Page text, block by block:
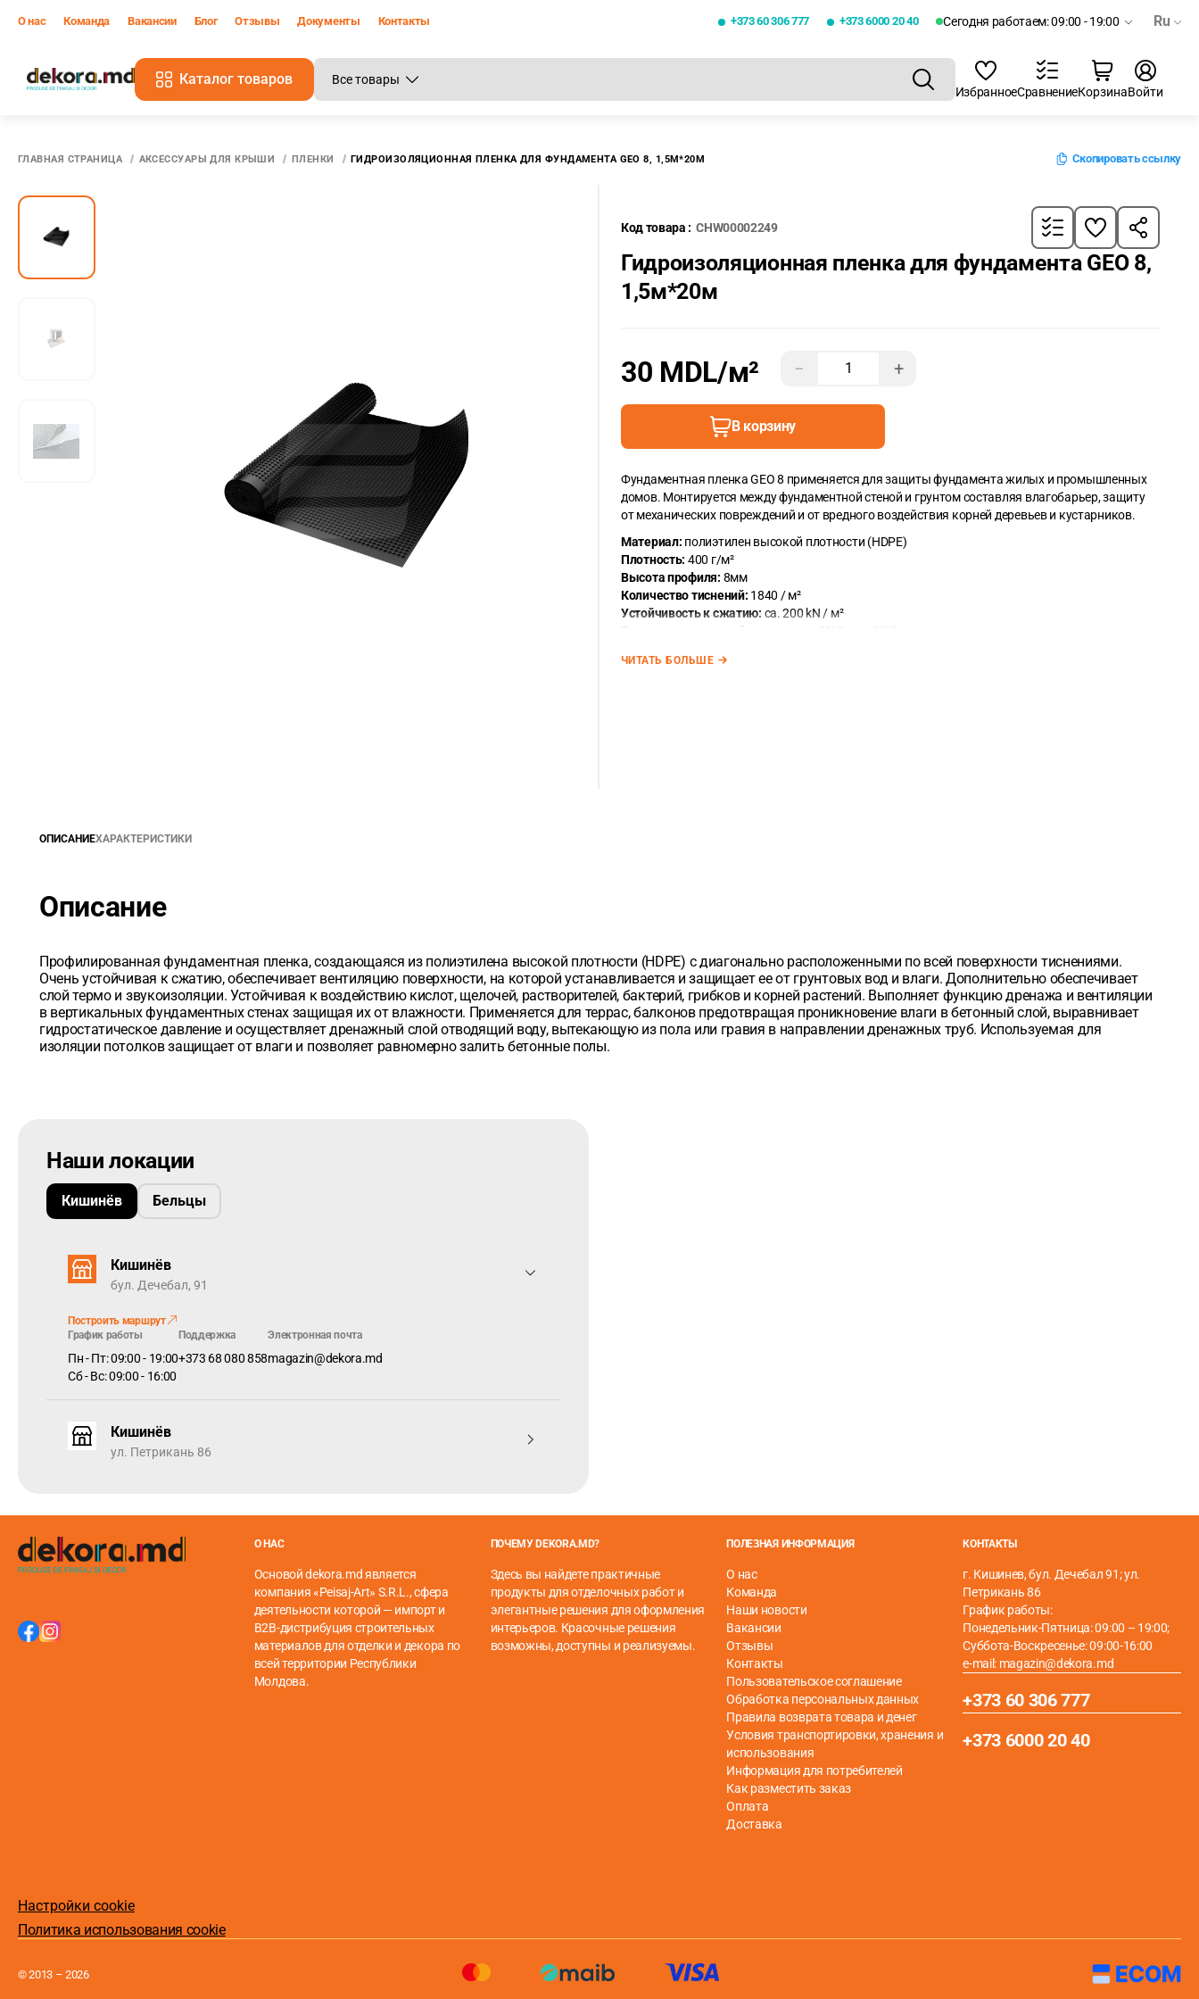
О нас Команда Вакансии Блог Отзывы Документы Контакты +373 60 306 777 +373 6000 20 40 Сегодня работаем: 09:00 - 19:00 Ru
Каталог товаров
ИзбранноеСравнениеКорзинаВойти
ГЛАВНАЯ СТРАНИЦА АКСЕССУАРЫ ДЛЯ КРЫШИ ПЛЕНКИ ГИДРОИЗОЛЯЦИОННАЯ ПЛЕНКА ДЛЯ ФУНДАМЕНТА GEO 8, 1,5М*20М Скопировать ссылку
Код товара : CHW00002249
Гидроизоляционная пленка для фундамента GEO 8,
1,5м*20м
30 MDL/м² − +
В корзину
Фундаментная пленка GEO 8 применяется для защиты фундамента жилых и промышленных
домов. Монтируется между фундаментной стеной и грунтом составляя влагобарьер, защиту
от механических повреждений и от вреднoго воздействия корней деревьев и кустарников.
Материал: полиэтилен высокой плотности (HDPE)
Плотность: 400 г/м²
Высота профиля: 8мм
Количество тиснений: 1840 / м²
Устойчивость к сжатию: ca. 200 kN / м²
Температурная устойчивость
ЧИТАТЬ БОЛЬШЕ
ОПИСАНИЕХАРАКТЕРИСТИКИ
Описание
Профилированная фундаментная пленка, создающаяся из полиэтилена высокой плотности (HDPE) с диагонально расположенными по всей поверхности тиснениями.
Очень устойчивая к сжатию, обеспечивает вентиляцию поверхности, на которой устанавливается и защищает ее от грунтовых вод и влаги. Дополнительно обеспечивает
слой термо и звукоизоляции. Устойчивая к воздействию кислот, щелочей, растворителей, бактерий, грибков и корней растений. Выполняет функцию дренажа и вентиляции
в вертикальных фундаментных стенах защищая их от влажности. Применяется для террас, балконов предотвращая проникновение влаги в бетонный слой, выравнивает
гидростатическое давление и осуществляет дренажный слой отводящий воду, вытекающую из пола или гравия в направлении дренажных труб. Используемая для
изоляции потолков защищает от влаги и позволяет равномерно залить бетонные полы.
Наши локации
Кишинёв Бельцы
Кишинёв
бул. Дечебал, 91
Построить маршрут
График работы
Пн - Пт: 09:00 - 19:00
Сб - Вс: 09:00 - 16:00
Поддержка
+373 68 080 858
Электронная почта
magazin@dekora.md
Кишинёв
ул. Петрикань 86
О НАС
Основой dekora.md является
компания «Peisaj-Art» S.R.L., сфера
деятельности которой — импорт и
B2B-дистрибуция строительных
материалов для отделки и декора по
всей территории Республики
Молдова.
ПОЧЕМУ DEKORA.MD?
Здесь вы найдете практичные
продукты для отделочных работ и
элегантные решения для оформления
интерьеров. Красочные решения
возможны, доступны и реализуемы.
ПОЛЕЗНАЯ ИНФОРМАЦИЯ
О нас
Команда
Наши новости
Вакансии
Отзывы
Контакты
Пользовательское соглашение
Обработка персональных данных
Правила возврата товара и денег
Условия транспортировки, хранения и
использования
Информация для потребителей
Как разместить заказ
Оплата
Доставка
КОНТАКТЫ
г. Кишинев, бул. Дечебал 91; ул.
Петрикань 86
График работы:
Понедельник-Пятница: 09:00 – 19:00;
Суббота-Воскресенье: 09:00-16:00
e-mail: magazin@dekora.md
+373 60 306 777
+373 6000 20 40
Настройки cookie
Политика использования cookie
© 2013 – 2026